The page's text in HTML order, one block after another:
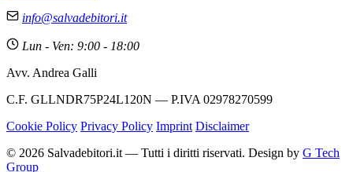
info@salvadebitori.it
Lun - Ven: 9:00 - 18:00
Avv. Andrea Galli
C.F. GLLNDR75P24L120N — P.IVA 02978270599
Cookie Policy Privacy Policy Imprint Disclaimer
© 2026 Salvadebitori.it — Tutti i diritti riservati. Design by G Tech
Group